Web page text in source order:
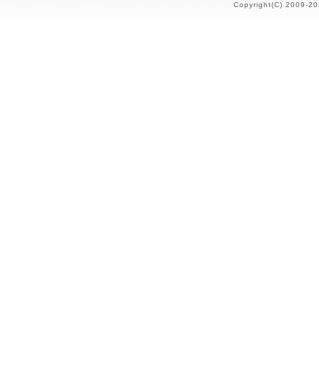
Copyright(C) 2009-